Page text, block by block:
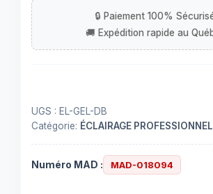
20"
x
24"
UGS : EL-GEL-DB
Catégorie: ÉCLAIRAGE PROFESSIONNEL
Numéro MAD : MAD-018094